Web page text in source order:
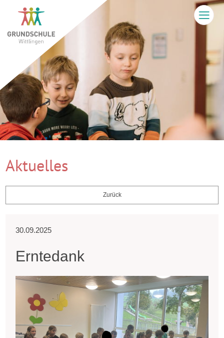
Aktuelles
Zurück
30.09.2025
Erntedank